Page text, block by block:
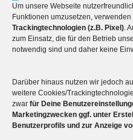
Um unsere Webseite
Funktionen umzusetzen, verwenden
Trackingtechnologien (z.B. Pixel).
zum Einsatz, die für den Betrieb
notwendig sind und daher keine
Darüber hinaus nutzen wir jedoch
weitere Cookies/
zwar für Deine
Marketingzwecken ggf. unter
Benutzerprofils und zur Anzeige
Mehr über die
 Unsere Hallen im Überblick